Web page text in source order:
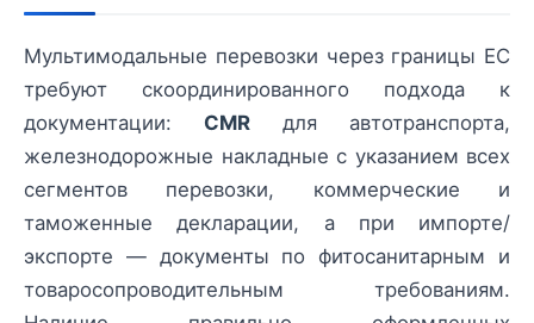
Мультимодальные перевозки через границы ЕС
требуют скоординированного подхода к
документации: CMR для автотранспорта,
железнодорожные накладные с указанием всех
сегментов перевозки, коммерческие и
таможенные декларации, а при импорте/
экспорте — документы по фитосанитарным и
товаросопроводительным требованиям.